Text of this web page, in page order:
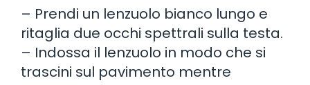
– Prendi un lenzuolo bianco lungo e
ritaglia due occhi spettrali sulla testa.
– Indossa il lenzuolo in modo che si
trascini sul pavimento mentre